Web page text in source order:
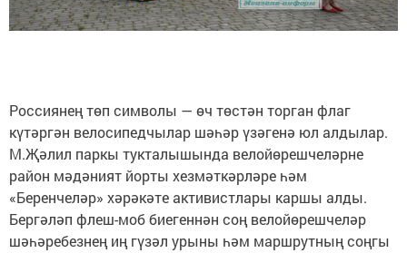
Россиянең төп символы — өч төстән торган флаг
күтәргән велосипедчылар шәһәр үзәгенә юл алдылар.
М.Җәлил паркы тукталышында велойөрешчеләрне
район мәдәният йорты хезмәткәрләре һәм
«Беренчеләр» хәрәкәте активистлары каршы алды.
Бергәләп флеш-моб биегеннән соң велойөрешчеләр
шәһәребезнең иң гүзәл урыны һәм маршрутның соңгы